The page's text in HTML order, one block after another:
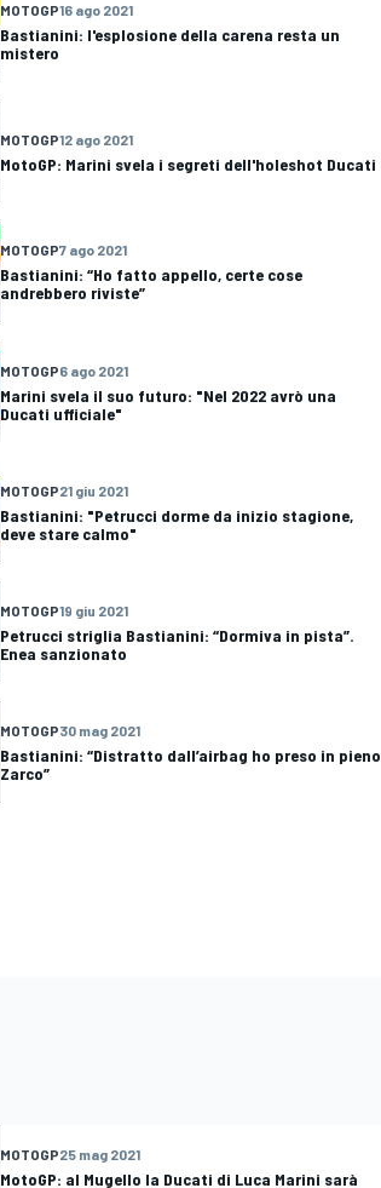
MOTOGP16 ago 2021
Bastianini: l'esplosione della carena resta un
mistero
MOTOGP12 ago 2021
MotoGP: Marini svela i segreti dell'holeshot Ducati
MOTOGP7 ago 2021
Bastianini: “Ho fatto appello, certe cose
andrebbero riviste”
MOTOGP6 ago 2021
Marini svela il suo futuro: "Nel 2022 avrò una
Ducati ufficiale"
MOTOGP21 giu 2021
Bastianini: "Petrucci dorme da inizio stagione,
deve stare calmo"
MOTOGP19 giu 2021
Petrucci striglia Bastianini: “Dormiva in pista”.
Enea sanzionato
MOTOGP30 mag 2021
Bastianini: “Distratto dall’airbag ho preso in pieno
Zarco”
MOTOGP25 mag 2021
MotoGP: al Mugello la Ducati di Luca Marini sarà